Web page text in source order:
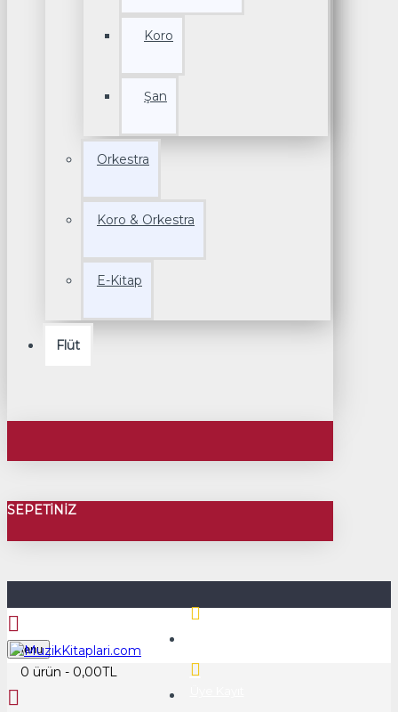
Koro
Şan
Orkestra
Koro & Orkestra
E-Kitap
Flüt
SEPETINIZ
Menu
0 ürün - 0,00TL